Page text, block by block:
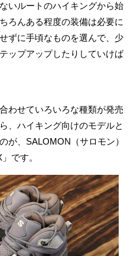
いルートのハイキングから始
ろんある程度の装備は必要に
ずに手頃なものを選んで、少
ップアップしたりしていけば
わせていろいろな種類が発売
、ハイキング向けのモデルと
が、SALOMON（サロモン）
です。